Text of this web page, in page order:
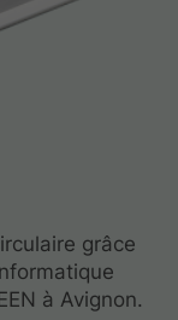
grâce
à Avignon.